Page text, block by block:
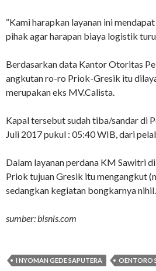
“Kami harapkan layanan ini
pihak agar harapan biaya logistik
Berdasarkan data Kantor Otoritas
angkutan ro-ro Priok-Gresik itu
merupakan eks MV.Calista.
Kapal tersebut sudah tiba/sandar di
Juli 2017 pukul : 05:40 WIB, dari
Dalam layanan perdana KM Sawitri
Priok tujuan Gresik itu mengangkut
sedangkan kegiatan bongkarnya nihil.
sumber: bisnis.com
I NYOMAN GEDE SAPUTERA OENTORO